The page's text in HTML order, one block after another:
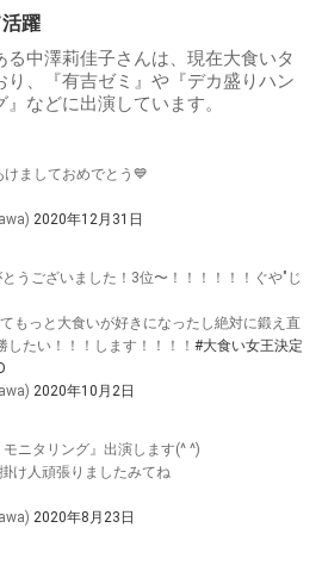
躍
る中澤莉佳子さんは、現在大食いタ
り、『有吉ゼミ』や『デカ盛りハン
などに出演しています。
ましておめでとう💙
2020年12月31日
うございました！3位〜！！！！！！ぐや"じ
もっと大食いが好きになったし絶対に鍛え直
たい！！！します！！！！ #大食い女王決定
2020年10月2日
ニタリング』出演します(^ ^)
け人頑張りましたみてね
2020年8月23日